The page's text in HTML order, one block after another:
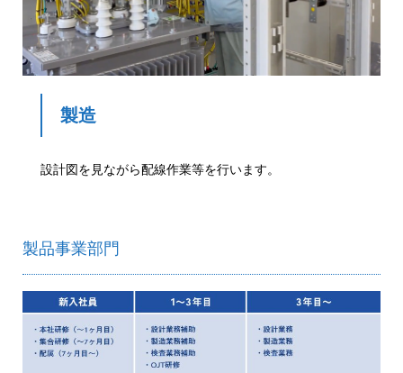
製造
設計図を見ながら配線作業等を​行います。
製品事業部門